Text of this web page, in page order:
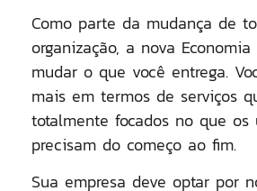
Como parte da mudança de
organização, a nova
mudar o que você entrega.
mais em termos de serviços
totalmente focados no que os
precisam do começo ao fim.
Sua empresa deve optar por